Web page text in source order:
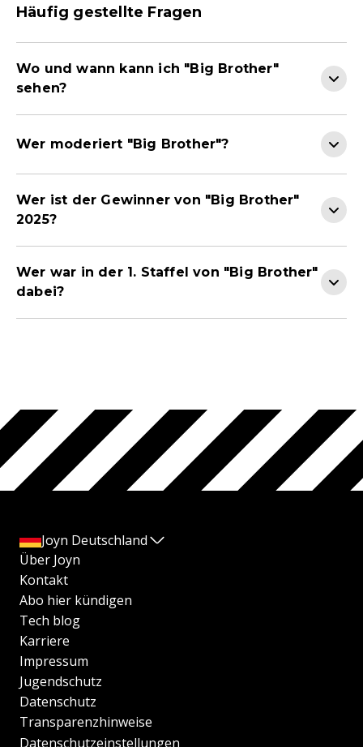
Häufig gestellte Fragen
Wo und wann kann ich "Big Brother"
sehen?
Wer moderiert "Big Brother"?
Wer ist der Gewinner von "Big Brother"
2025?
Wer war in der 1. Staffel von "Big Brother"
dabei?
Joyn Deutschland
Über Joyn
Kontakt
Abo hier kündigen
Tech blog
Karriere
Impressum
Jugendschutz
Datenschutz
Transparenzhinweise
Datenschutzeinstellungen